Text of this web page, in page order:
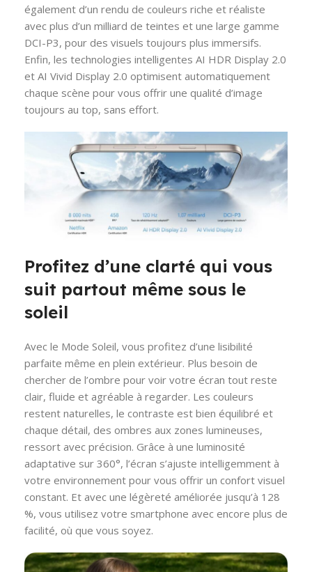
également d’un rendu de couleurs riche et réaliste
avec plus d’un milliard de teintes et une large gamme
DCI-P3, pour des visuels toujours plus immersifs.
Enfin, les technologies intelligentes AI HDR Display 2.0
et AI Vivid Display 2.0 optimisent automatiquement
chaque scène pour vous offrir une qualité d’image
toujours au top, sans effort.
Profitez d’une clarté qui vous
suit partout même sous le
soleil
Avec le Mode Soleil, vous profitez d’une lisibilité
parfaite même en plein extérieur. Plus besoin de
chercher de l’ombre pour voir votre écran tout reste
clair, fluide et agréable à regarder. Les couleurs
restent naturelles, le contraste est bien équilibré et
chaque détail, des ombres aux zones lumineuses,
ressort avec précision. Grâce à une luminosité
adaptative sur 360°, l’écran s’ajuste intelligemment à
votre environnement pour vous offrir un confort visuel
constant. Et avec une légèreté améliorée jusqu’à 128
%, vous utilisez votre smartphone avec encore plus de
facilité, où que vous soyez.